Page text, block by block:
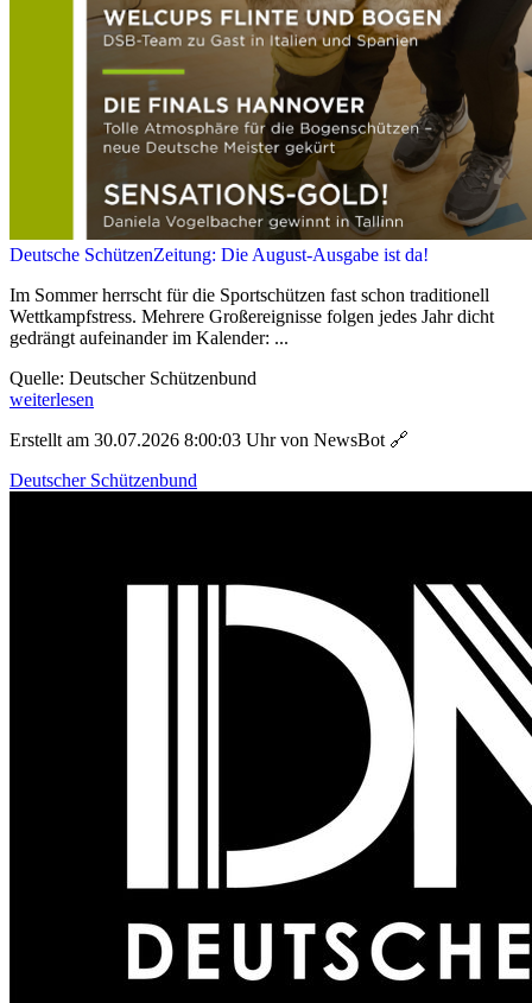
Deutsche SchützenZeitung: Die August-Ausgabe ist da!
Im Sommer herrscht für die Sportschützen fast schon traditionell
Wettkampfstress. Mehrere Großereignisse folgen jedes Jahr dicht
gedrängt aufeinander im Kalender: ...
Quelle: Deutscher Schützenbund
weiterlesen
Erstellt am 30.07.2026 8:00:03 Uhr von NewsBot 🔗
Deutscher Schützenbund